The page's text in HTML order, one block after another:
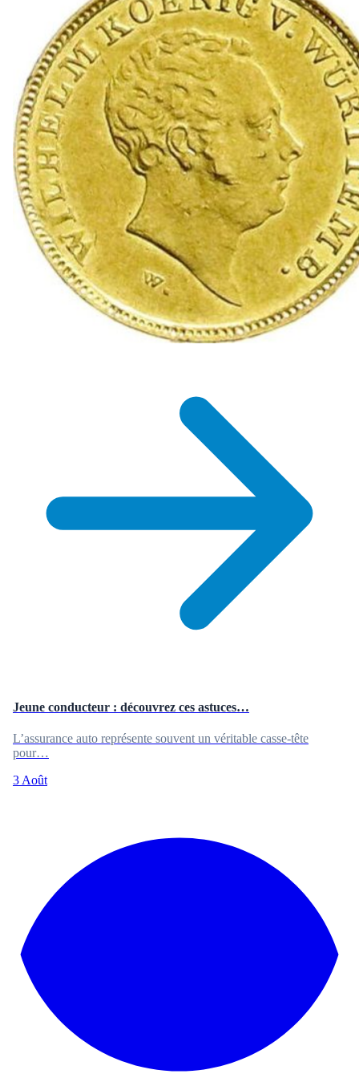
Jeune conducteur : découvrez ces astuces…
L’assurance auto représente souvent un véritable casse-tête
pour…
3 Août